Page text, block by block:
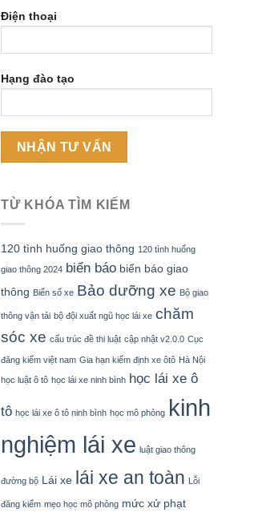
Điện thoại
Hạng đào tạo
TỪ KHÓA TÌM KIẾM
120 tình huống giao thông 120 tình huống
giao thông 2024 biển báo biển báo giao
thông Biển số xe Bảo dưỡng xe Bộ giao
thông vận tải bộ đội xuất ngũ học lái xe chăm
sóc xe cấu trúc đề thi luật cập nhật v2.0.0 Cục
đăng kiểm việt nam Gia hạn kiểm định xe ôtô Hà Nội
học luật ô tô học lái xe ninh bình học lái xe ô
tô học lái xe ô tô ninh bình học mô phỏng kinh
nghiệm lái xe luật giao thông
đường bộ Lái xe lái xe an toàn Lỗi
đăng kiểm mẹo học mô phỏng mức xử phạt